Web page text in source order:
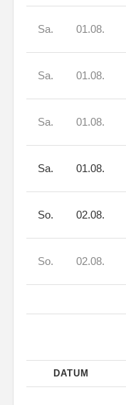
Sa. 01.08.
Sa. 01.08.
Sa. 01.08.
Sa. 01.08.
So. 02.08.
So. 02.08.
DATUM